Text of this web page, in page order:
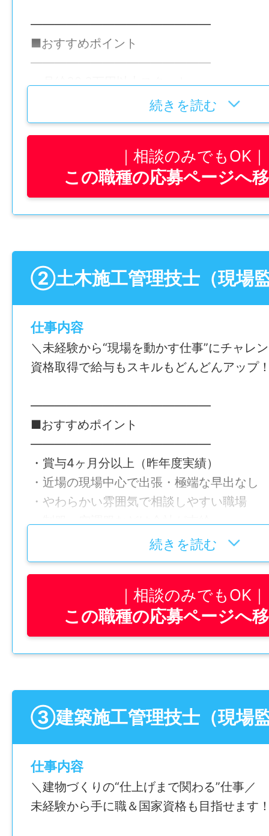
―――――――――――――――
■おすすめポイント
―――――――――――――――
・近場の現場中心で出張・極端な早出なし
・やわらかい雰囲気で相談しやすい職場
・制服・空調服などは会社が支給
・中型免許・重機・国家資格は全額会社負
―――――――――――――――
■仕事内容
道路や建物をつくる工事現場で、チームで
す。
・土をならしたり、地面を整える作業
・コンクリートの表面を平らに仕上げる作
・鉄筋の組立や型枠の設置
・草刈りや看板設置などの軽作業
・資格者はダンプや重機の運転
現場ごとに役割を分担して進めるため、1
ありません。
まずは道具の名前を覚えるところからスタ
サポートをしながら徐々にできることを増
未経験からスタートしたスタッフも多数在
「体を動かす仕事がしたい」「手に職をつ
方にぴったりの環境です。
仕事内容変更の可能性：あり
就業場所
給与
月給 323,100～399,000円
続きを読む
相談のみでもOK
この職種の応募ページへ
②土木施工管理技士（現場
仕事内容
＼未経験から“現場を動かす仕事”にチャレ
資格取得で給与もスキルもどんどんアップ
―――――――――――――――
■おすすめポイント
―――――――――――――――
・賞与4ヶ月分以上（昨年度実績）
・近場の現場中心で出張・極端な早出なし
・やわらかい雰囲気で相談しやすい職場
・中型免許・重機・国家資格は全額会社負
―――――――――――――――
―――――――――――――――
道路や河川、造成工事などを行う土木工事
が安全に・予定通り進むように管理する仕
ュール・安全・品質」を調整するポジショ
＜具体的には＞
・協力会社や職人との打ち合わせ
・重機・資材・協力会社の手配
・現場の安全確認、作業環境の整備
続きを読む
相談のみでもOK
この職種の応募ページへ
③建築施工管理技士（現場
仕事内容
＼建物づくりの“仕上げまで関わる”仕事／
未経験から手に職＆国家資格も目指せます